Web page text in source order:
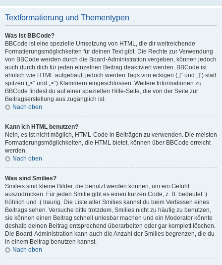
Textformatierung und Thementypen
Was ist BBCode?
BBCode ist eine spezielle Umsetzung von HTML, die dir weitreichende
Formatierungsmöglichkeiten für deinen Text gibt. Die Rechte zur Verwendung
von BBCode werden durch die Board-Administration vergeben, können jedoch
auch durch dich für jeden einzelnen Beitrag deaktiviert werden. BBCode ist
ähnlich wie HTML aufgebaut, jedoch werden Tags von eckigen („[“ und „]“) statt
spitzen („<“ und „>“) Klammern eingeschlossen. Weitere Informationen zu
BBCode findest du auf einer speziellen Hilfe-Seite, die von der Seite zur
Beitragserstellung aus zugänglich ist.
Nach oben
Kann ich HTML benutzen?
Nein, es ist nicht möglich, HTML-Code in Beiträgen zu verwenden. Die meisten
Formatierungsmöglichkeiten, die HTML bietet, können über BBCode erreicht
werden.
Nach oben
Was sind Smilies?
Smilies sind kleine Bilder, die benutzt werden können, um ein Gefühl
auszudrücken. Für jeden Smilie gibt es einen kurzen Code, z. B. bedeutet :)
fröhlich und :( traurig. Die Liste aller Smilies kannst du beim Verfassen eines
Beitrags sehen. Versuche bitte trotzdem, Smilies nicht zu häufig zu benutzen,
sie können einen Beitrag schnell unlesbar machen und ein Moderator könnte
deshalb deinen Beitrag entsprechend überarbeiten oder gar komplett löschen.
Die Board-Administration kann auch die Anzahl der Smilies begrenzen, die du
in einem Beitrag benutzen kannst.
Nach oben